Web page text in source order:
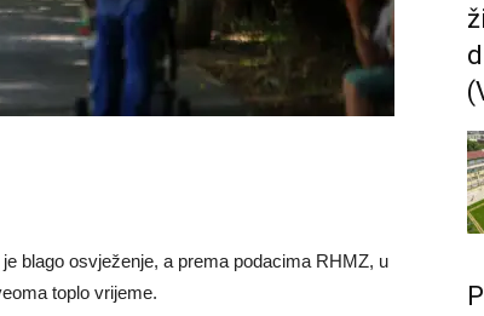
blago osvježenje, a prema podacima RHMZ, u
toplo vrijeme.